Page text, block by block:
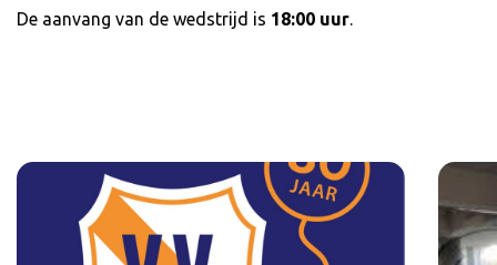
De aanvang van de wedstrijd is 18:00 uur.